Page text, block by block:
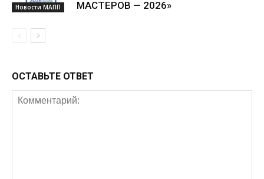
Новости МАПП
МАСТЕРОВ — 2026»
ОСТАВЬТЕ ОТВЕТ